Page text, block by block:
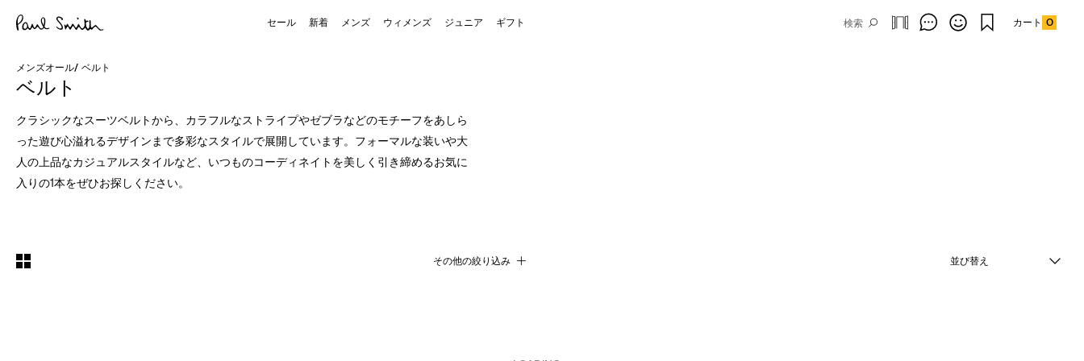
セール 新着 メンズ ウィメンズ ジュニア ギフト カート 0
メンズオール/ ベルト
ベルト
クラシックなスーツベルトから、カラフルなストライプやゼブラなどのモチーフをあしら
った遊び心溢れるデザインまで多彩なスタイルで展開しています。フォーマルな装いや大
人の上品なカジュアルスタイルなど、いつものコーディネイトを美しく引き締めるお気に
入りの1本をぜひお探しください。
その他の絞り込み 並び替え